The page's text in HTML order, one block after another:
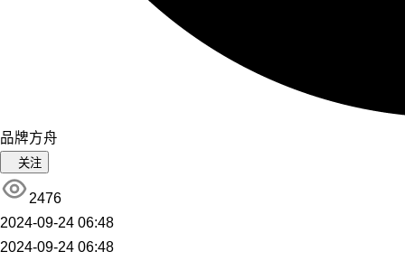
品牌方舟
关注
2476
2024-09-24 06:48
2024-09-24 06:48